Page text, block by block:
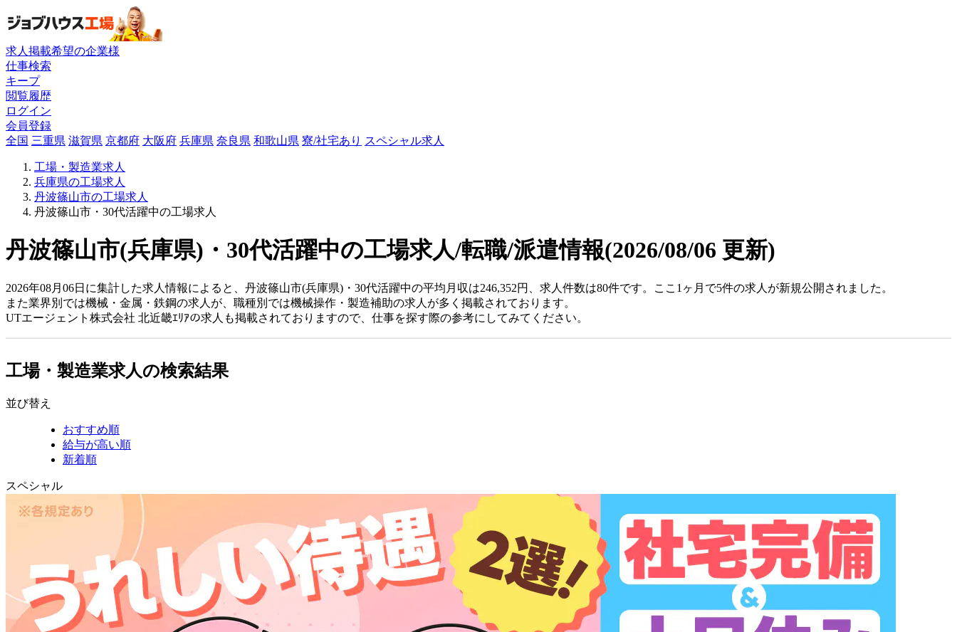
求人掲載希望の企業様
仕事検索
キープ
閲覧履歴
ログイン
会員登録
全国 三重県 滋賀県 京都府 大阪府 兵庫県 奈良県 和歌山県 寮/社宅あり スペシャル求人
工場・製造業求人
兵庫県の工場求人
丹波篠山市の工場求人
丹波篠山市・30代活躍中の工場求人
丹波篠山市(兵庫県)・30代活躍中の工場求人/転職/派遣情報(2026/08/06 更新)
2026年08月06日に集計した求人情報によると、丹波篠山市(兵庫県)・30代活躍中の平均月収は246,352円、求人件数は80件です。ここ1ヶ月で5件の求人が新規公開されました。
また業界別では機械・金属・鉄鋼の求人が、職種別では機械操作・製造補助の求人が多く掲載されております。
UTエージェント株式会社 北近畿ｴﾘｱの求人も掲載されておりますので、仕事を探す際の参考にしてみてください。
工場・製造業求人の検索結果
並び替え
おすすめ順
給与が高い順
新着順
スペシャル